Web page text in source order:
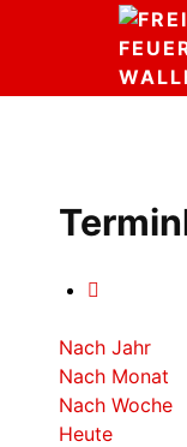
Nach Jahr
Nach Monat
Nach Woche
Heute